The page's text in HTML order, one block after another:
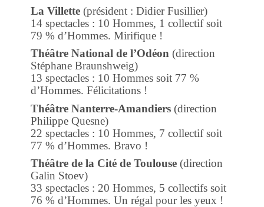
La Villette (président : Didier Fusillier)
14 spectacles : 10 Hommes, 1 collectif soit
79 % d’Hommes. Mirifique !
Théâtre National de l’Odéon (direction
Stéphane Braunshweig)
13 spectacles : 10 Hommes soit 77 %
d’Hommes. Félicitations !
Théâtre Nanterre-Amandiers (direction
Philippe Quesne)
22 spectacles : 10 Hommes, 7 collectif soit
77 % d’Hommes. Bravo !
Théâtre de la Cité de Toulouse (direction
Galin Stoev)
33 spectacles : 20 Hommes, 5 collectifs soit
76 % d’Hommes. Un régal pour les yeux !